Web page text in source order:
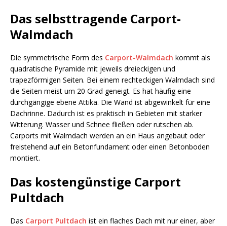
Das selbsttragende Carport-
Walmdach
Die symmetrische Form des Carport-Walmdach kommt als
quadratische Pyramide mit jeweils dreieckigen und
trapezförmigen Seiten. Bei einem rechteckigen Walmdach sind
die Seiten meist um 20 Grad geneigt. Es hat häufig eine
durchgängige ebene Attika. Die Wand ist abgewinkelt für eine
Dachrinne. Dadurch ist es praktisch in Gebieten mit starker
Witterung. Wasser und Schnee fließen oder rutschen ab.
Carports mit Walmdach werden an ein Haus angebaut oder
freistehend auf ein Betonfundament oder einen Betonboden
montiert.
Das kostengünstige Carport
Pultdach
Das Carport Pultdach ist ein flaches Dach mit nur einer, aber